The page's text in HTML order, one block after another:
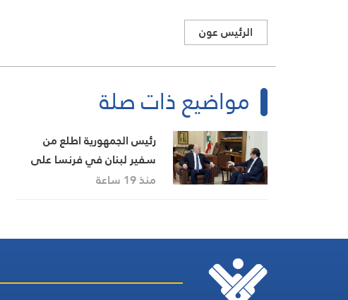
الرئيس عون
مواضيع ذات صلة
رئيس الجمهورية اطلع من
سفير لبنان في فرنسا على
اوضاع الجالية
منذ 19 ساعة